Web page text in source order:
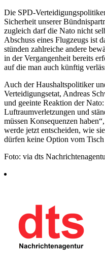
Die SPD-
Sicherheit unserer
zugleich darf die Nato nicht
Abschuss eines Flugzeugs ist
stünden zahlreiche andere
in der Vergangenheit bereits
auf die man auch künftig
Auch der Haushaltspolitiker
Verteidigungsetat, Andreas
und geeinte Reaktion der
Luftraumverletzungen und
müssen Konsequenzen
werde jetzt entscheiden, wie
dürfen keine Option vom Tisch
Foto: via dts